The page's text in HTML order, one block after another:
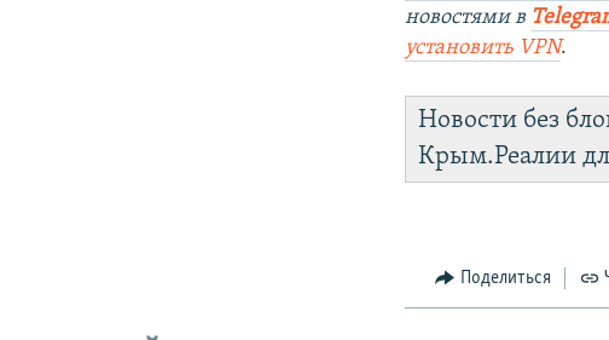
новостями в
установить VPN.
Новости без
Крым.Реалии
Поделиться